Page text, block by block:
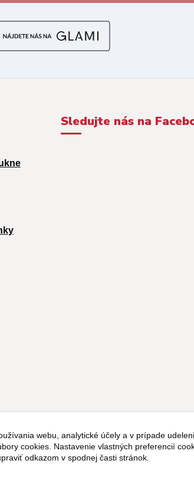
Sledujte nás na
webu, analytické účely a v prípade
cookies. Nastavenie vlastných preferencií
odkazom v spodnej časti stránok.